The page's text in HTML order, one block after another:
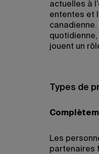
actuelles à
ententes et
jouent un
Types de
Les
partenaires